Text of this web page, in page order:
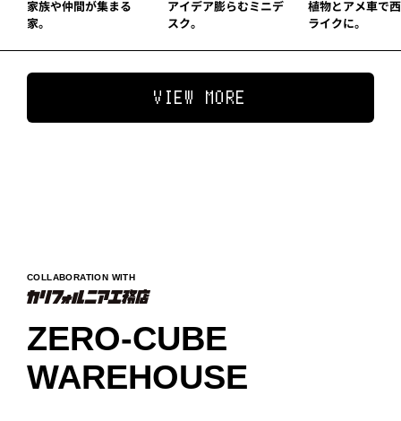
家族や仲間が集まる
家。
アイデア膨らむミニデ
スク。
植物とアメ車で
ライクに。
VIEW MORE
COLLABORATION WITH
ZERO-CUBE
WAREHOUSE